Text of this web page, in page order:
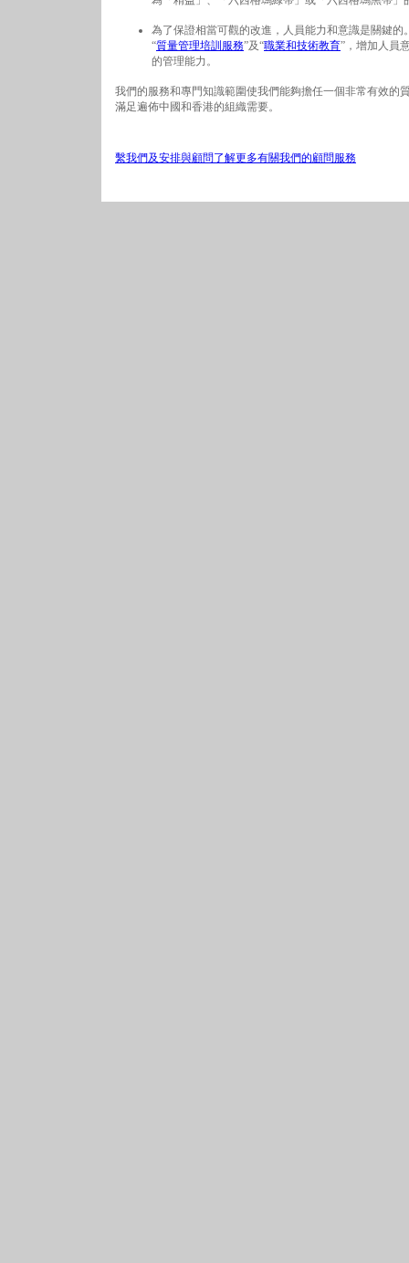
為了保證相當可觀的改進，人員能力和意識是關鍵的
“質量管理培訓服務”及“職業和技術教育”，增加人員
的管理能力。
我們的服務和專門知識範圍使我們能夠擔任一個非常有效的
滿足遍佈中國和香港的組織需要。
繫我們及安排與顧問了解更多有關我們的顧問服務